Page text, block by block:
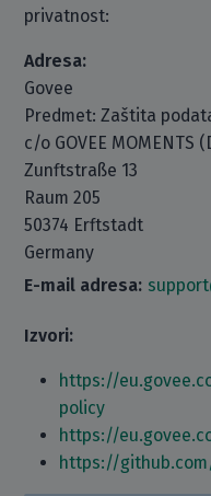
privatnost:
Adresa:
Govee
Predmet: Zaštita
c/o GOVEE MOMENTS
Zunftstraße 13
Raum 205
50374 Erftstadt
Germany
E-mail adresa:
Izvori:
https://
policy
https://
https://